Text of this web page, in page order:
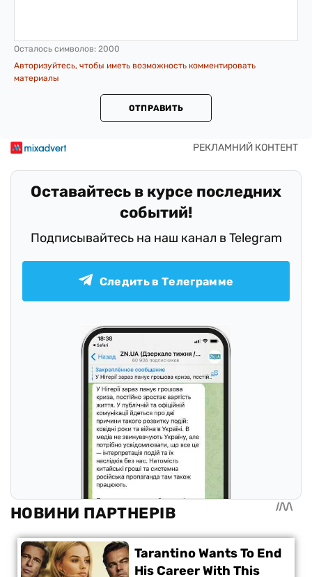
Осталось символов: 2000
Авторизуйтесь, чтобы иметь возможность комментировать
материалы
ОТПРАВИТЬ
Оставайтесь в курсе последних
событий!
Подписывайтесь на наш канал в Telegram
Следить в Телеграмме